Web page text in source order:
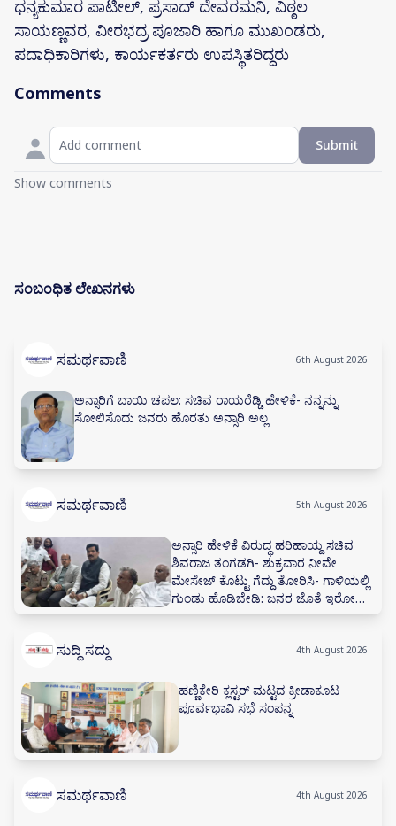
ಧನ್ಯಕುಮಾರ ಪಾಟೀಲ್, ಪ್ರಸಾದ್ ದೇವರಮನಿ, ವಿಠ್ಠಲ
ಸಾಯಣ್ಣವರ, ವೀರಭದ್ರ ಪೂಜಾರಿ ಹಾಗೂ ಮುಖಂಡರು,
ಪದಾಧಿಕಾರಿಗಳು, ಕಾರ್ಯಕರ್ತರು ಉಪಸ್ಥಿತರಿದ್ದರು
Comments
Submit
Show comments
ಸಂಬಂಧಿತ ಲೇಖನಗಳು
ಸಮರ್ಥವಾಣಿ 6th August 2026
ಅನ್ಸಾರಿಗೆ ಬಾಯಿ ಚಪಲ: ಸಚಿವ ರಾಯರೆಡ್ಡಿ ಹೇಳಿಕೆ- ನನ್ನನ್ನು
ಸೋಲಿಸೊದು ಜನರು ಹೊರತು ಅನ್ಸಾರಿ ಅಲ್ಲ
ಸಮರ್ಥವಾಣಿ 5th August 2026
ಅನ್ಸಾರಿ ಹೇಳಿಕೆ ವಿರುದ್ಧ ಹರಿಹಾಯ್ದ ಸಚಿವ
ಶಿವರಾಜ ತಂಗಡಗಿ- ಶುಕ್ರವಾರ ನೀವೇ
ಮೇಸೇಜ್ ಕೊಟ್ಟು ಗೆದ್ದು ತೋರಿಸಿ- ಗಾಳಿಯಲ್ಲಿ
ಗುಂಡು ಹೊಡಿಬೇಡಿ: ಜನರ ಜೊತೆ ಇರೋದು
ಕಲಿಯಿರಿ
ಸುದ್ದಿ ಸದ್ದು 4th August 2026
ಹಣ್ಣಿಕೇರಿ ಕ್ಲಸ್ಟರ್ ಮಟ್ಟದ ಕ್ರೀಡಾಕೂಟ
ಪೂರ್ವಭಾವಿ ಸಭೆ ಸಂಪನ್ನ
ಸಮರ್ಥವಾಣಿ 4th August 2026